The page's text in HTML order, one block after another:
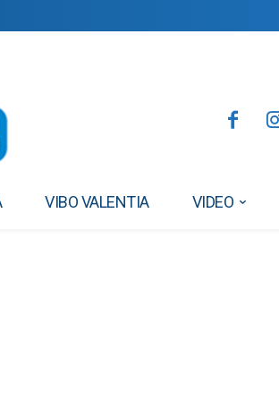
VIBO VALENTIA VIDEO